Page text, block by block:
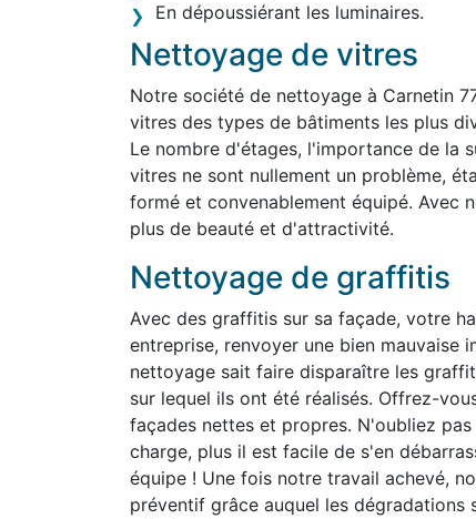
En dépoussiérant les luminaires.
Nettoyage de vitres
Notre société de nettoyage à Carnetin
vitres des types de bâtiments les plus
Le nombre d'étages, l'importance de la
vitres ne sont nullement un problème,
formé et convenablement équipé. Avec
plus de beauté et d'attractivité.
Nettoyage de graffitis
Avec des graffitis sur sa façade, votre
entreprise, renvoyer une bien mauvaise
nettoyage sait faire disparaître les
sur lequel ils ont été réalisés. Offrez-
façades nettes et propres. N'oubliez
charge, plus il est facile de s'en
équipe ! Une fois notre travail achevé,
préventif grâce auquel les dégradations